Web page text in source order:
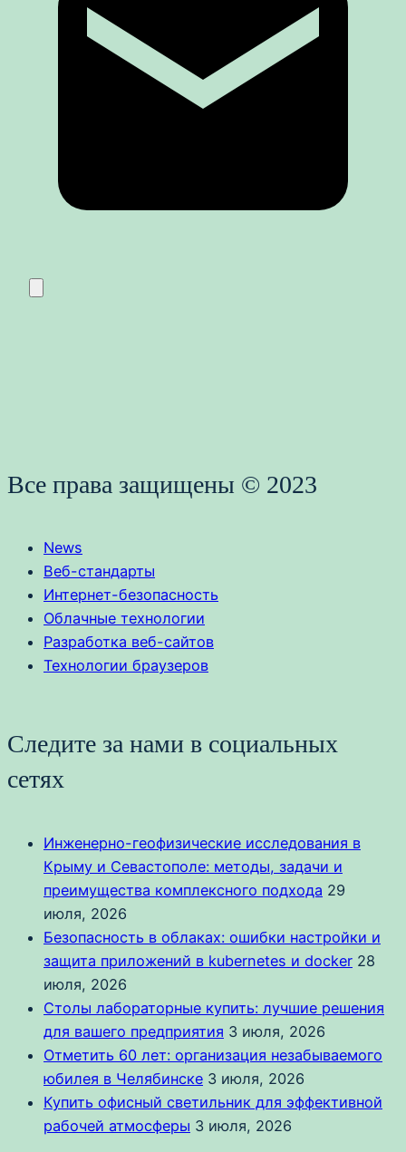
Все права защищены © 2023
News
Веб-стандарты
Интернет-безопасность
Облачные технологии
Разработка веб-сайтов
Технологии браузеров
Следите за нами в социальных
сетях
Инженерно-геофизические исследования в
Крыму и Севастополе: методы, задачи и
преимущества комплексного подхода 29
июля, 2026
Безопасность в облаках: ошибки настройки и
защита приложений в kubernetes и docker 28
июля, 2026
Столы лабораторные купить: лучшие решения
для вашего предприятия 3 июля, 2026
Отметить 60 лет: организация незабываемого
юбилея в Челябинске 3 июля, 2026
Купить офисный светильник для эффективной
рабочей атмосферы 3 июля, 2026